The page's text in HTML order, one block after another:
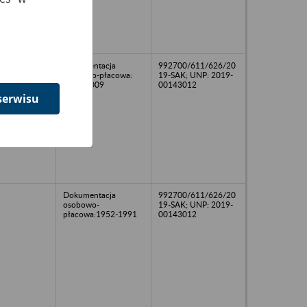
Dokumentacja
osobowo-płacowa:
2001-2009
992700/611/626/20
19-SAK; UNP: 2019-
00143012
Dokumentacja
osobowo-
płacowa:1952-1991
992700/611/626/20
19-SAK; UNP: 2019-
00143012